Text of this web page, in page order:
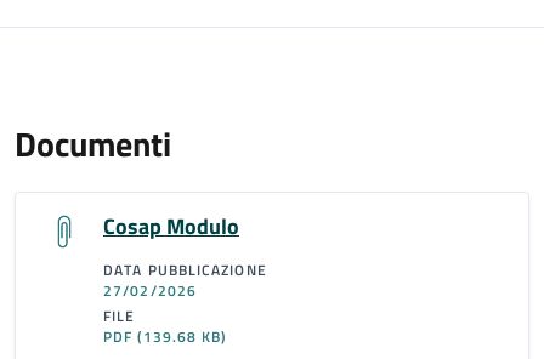
Documenti
Cosap Modulo
DATA PUBBLICAZIONE
27/02/2026
FILE
PDF(139.68 KB)